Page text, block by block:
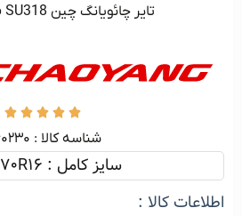
تایر چائویانگ چین 245/70R16 SU318





شناسه کالا :‌ ۲۱۶۰۲۳۰
سایز کامل : 245/70R16
اطلاعات کالا :